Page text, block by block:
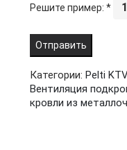
Решите пример: *
Категории: Pelti
Вентиляция
кровли из